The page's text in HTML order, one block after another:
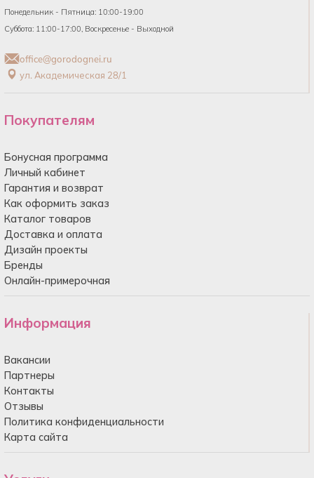
Понедельник - Пятница: 10:00-19:00
Суббота: 11:00-17:00, Воскресенье - Выходной
office@gorodognei.ru
ул. Академическая 28/1
Покупателям
Бонусная программа
Личный кабинет
Гарантия и возврат
Как оформить заказ
Каталог товаров
Доставка и оплата
Дизайн проекты
Бренды
Онлайн-примерочная
Информация
Вакансии
Партнеры
Контакты
Отзывы
Политика конфиденциальности
Карта сайта